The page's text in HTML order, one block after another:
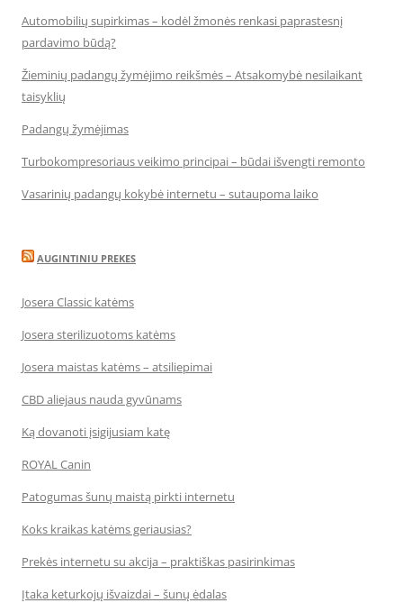
Automobilių supirkimas – kodėl žmonės renkasi paprastesnį
pardavimo būdą?
Žieminių padangų žymėjimo reikšmės – Atsakomybė nesilaikant
taisyklių
Padangų žymėjimas
Turbokompresoriaus veikimo principai – būdai išvengti remonto
Vasarinių padangų kokybė internetu – sutaupoma laiko
AUGINTINIU PREKES
Josera Classic katėms
Josera sterilizuotoms katėms
Josera maistas katėms – atsiliepimai
CBD aliejaus nauda gyvūnams
Ką dovanoti įsigijusiam katę
ROYAL Canin
Patogumas šunų maistą pirkti internetu
Koks kraikas katėms geriausias?
Prekės internetu su akcija – praktiškas pasirinkimas
Įtaka keturkojų išvaizdai – šunų ėdalas